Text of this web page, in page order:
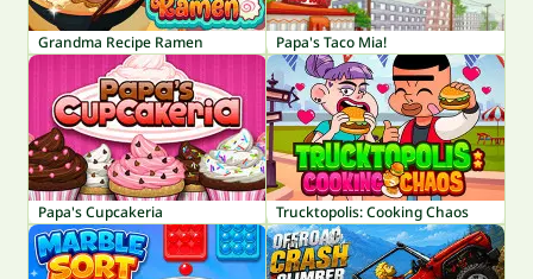
Grandma Recipe Ramen Papa's Taco Mia!
Papa's Cupcakeria Trucktopolis: Cooking Chaos